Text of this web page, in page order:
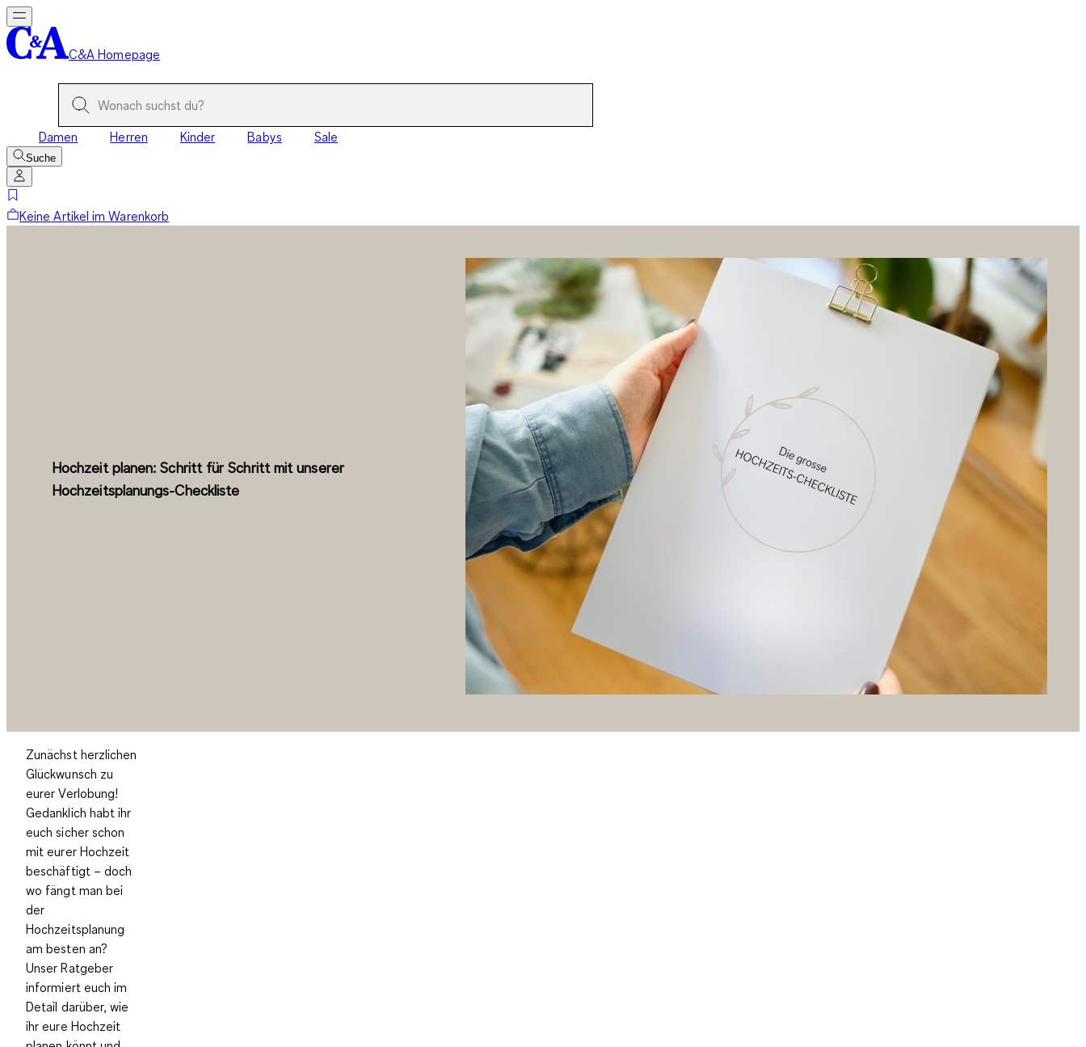
C&A Homepage
Damen Herren Kinder Babys Sale
Suche
Keine Artikel im Warenkorb
Hochzeit planen: Schritt für Schritt mit unserer
Hochzeitsplanungs-Checkliste
Zunächst herzlichen
Glückwunsch zu
eurer Verlobung!
Gedanklich habt ihr
euch sicher schon
mit eurer Hochzeit
beschäftigt – doch
wo fängt man bei
der
Hochzeitsplanung
am besten an?
Unser Ratgeber
informiert euch im
Detail darüber, wie
ihr eure Hochzeit